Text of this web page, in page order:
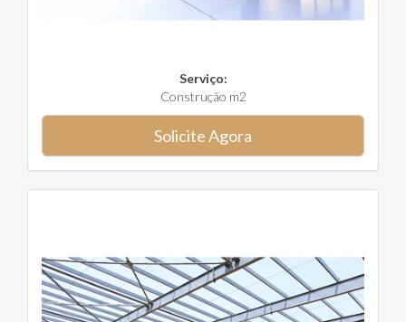
Serviço:
Construção m2
Solicite Agora